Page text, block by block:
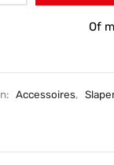
Of
Accessoires,